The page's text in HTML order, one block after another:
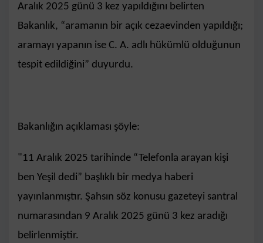
Aralık 2025 günü 3 kez yapıldığını belirten
Bakanlık, “aramanın bir açık cezaevinden yapıldığı;
aramayı yapanın ise C. A. adlı hükümlü olduğunun
tespit edildiğini” duyurdu.
Bakanlığın açıklaması şöyle:
"11 Aralık 2025 tarihinde “Telefonla arayan kişi
ben Yeşil dedi” başlıklı bir medya haberi
yayınlanmıştır. Şahsın söz konusu gazeteyi santral
numarasından 9 Aralık 2025 günü 3 kez aradığı
belirlenmiştir.